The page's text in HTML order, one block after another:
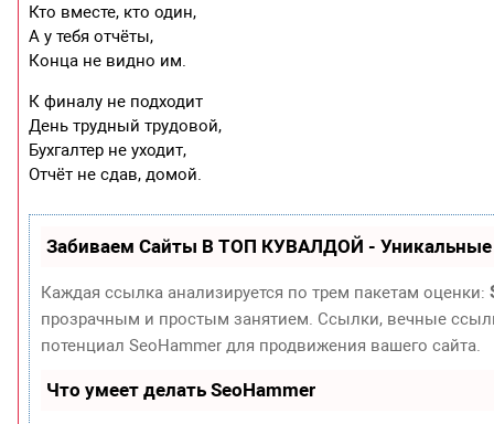
Кто вместе, кто один,
А у тебя отчёты,
Конца не видно им.
К финалу не подходит
День трудный трудовой,
Бухгалтер не уходит,
Отчёт не сдав, домой.
Забиваем Сайты В ТОП КУВАЛДОЙ - Уникальные
Каждая ссылка анализируется по трем пакетам оценки:
прозрачным и простым занятием. Ссылки, вечные
потенциал SeoHammer для продвижения вашего сайта.
Что умеет делать SeoHammer